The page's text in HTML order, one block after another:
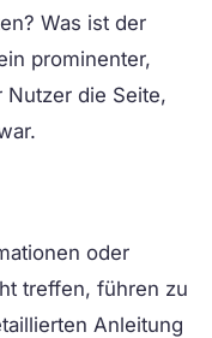
Was ist der
prominenter,
Nutzer die Seite,
oder
treffen, führen zu
Anleitung